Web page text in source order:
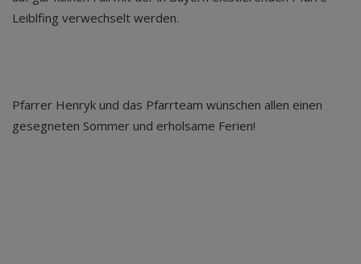
Leiblfing verwechselt werden.
Pfarrer Henryk und das Pfarrteam wünschen allen einen
gesegneten Sommer und erholsame Ferien!